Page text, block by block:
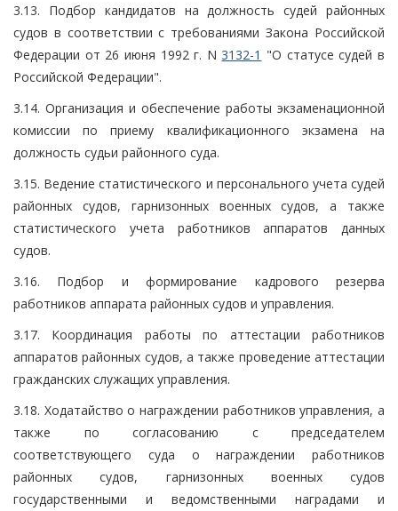
3.13. Подбор кандидатов на должность судей районных
судов в соответствии с требованиями Закона Российской
Федерации от 26 июня 1992 г. N3132-1 "О статусе судей в
Российской Федерации".
3.14. Организация и обеспечение работы экзаменационной
комиссии по приему квалификационного экзамена на
должность судьи районного суда.
3.15. Ведение статистического и персонального учета судей
районных судов, гарнизонных военных судов, а также
статистического учета работников аппаратов данных
судов.
3.16. Подбор и формирование кадрового резерва
работников аппарата районных судов и управления.
3.17. Координация работы по аттестации работников
аппаратов районных судов, а также проведение аттестации
гражданских служащих управления.
3.18. Ходатайство о награждении работников управления, а
также по согласованию с председателем
соответствующего суда о награждении работников
районных судов, гарнизонных военных судов
государственными и ведомственными наградами и